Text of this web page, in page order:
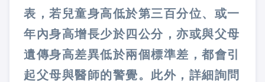
表，若兒童身高低於第三百分位、或一
年內身高增長少於四公分，亦或與父母
遺傳身高差異低於兩個標準差，都會引
起父母與醫師的警覺。此外，詳細詢問